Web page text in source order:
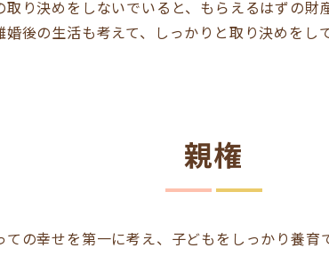
り決めをしないでいると、もらえるはずの財
後の生活も考えて、しっかりと取り決めをし
親権
の幸せを第一に考え、子どもをしっかり養